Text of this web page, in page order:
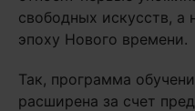
свободных искусств, а
эпоху Нового времени.
Так, программа
расширена за счет